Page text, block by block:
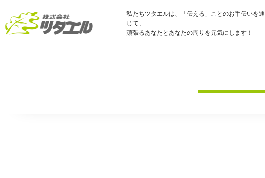
私たちツタエルは、「伝える」ことのお手伝いを通
じて、
頑張るあなたとあなたの周りを元気にします！